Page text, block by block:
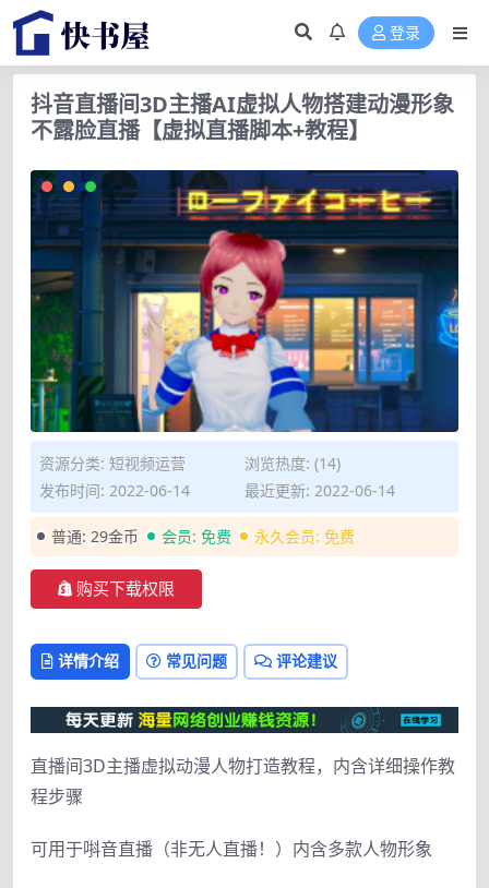
登录
抖音直播间3D主播AI虚拟人物搭建动漫形象
不露脸直播【虚拟直播脚本+教程】
资源分类: 短视频运营
浏览热度: (14)
发布时间: 2022-06-14
最近更新: 2022-06-14
普通: 29金币 会员: 免费 永久会员: 免费
购买下载权限
详情介绍 常见问题 评论建议
直播间3D主播虚拟动漫人物打造教程，内含详细操作教
程步骤
可用于唞音直播（非无人直播！）内含多款人物形象